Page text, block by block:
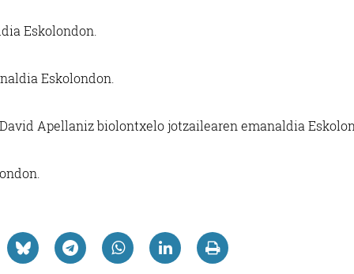
Eskolondon.
Eskolondon.
Apellaniz biolontxelo jotzailearen emanaldia